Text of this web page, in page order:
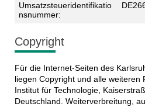
Umsatzsteueridentifikatio
nsnummer:
Copyright
Für die Internet-Seiten des
liegen Copyright und alle weiteren
Institut für Technologie,
Deutschland. Weiterverbreitung,